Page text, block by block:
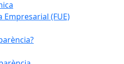
Empresarial (FUE)